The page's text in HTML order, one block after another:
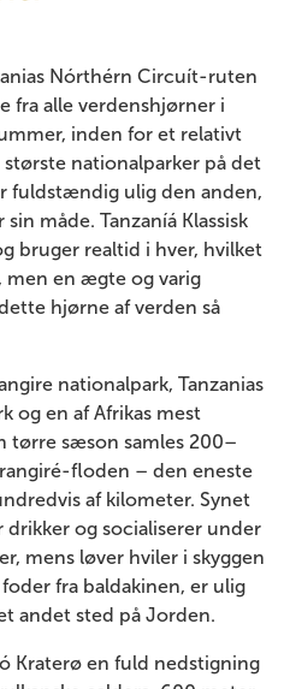
Nórthérn Circuít-ruten
fra alle verdenshjørner i
inden for et relativt
nationalparker på det
fuldstændig ulig den anden,
måde. Tanzaníá Klassisk
bruger realtid i hver, hvilket
men en ægte og varig
hjørne af verden så
nationalpark, Tanzanias
og en af ​​Afrikas mest
tørre sæson samles 200–
floden – den eneste
af kilometer. Synet
drikker og socialiserer under
mens løver hviler i skyggen
fra baldakinen, er ulig
andet sted på Jorden.
Kraterø en fuld nedstigning